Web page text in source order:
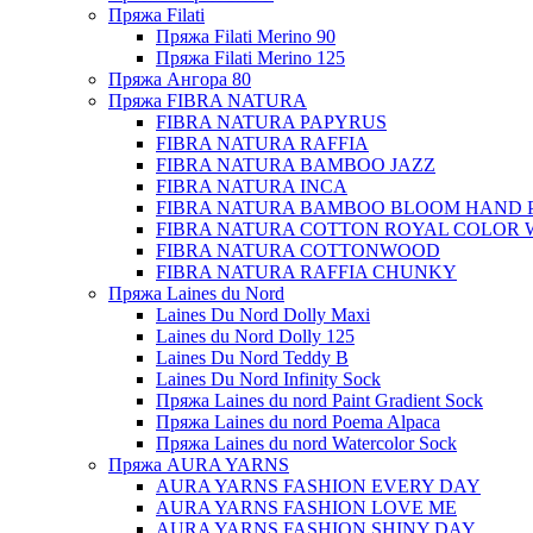
Пряжа Filati
Пряжа Filati Merino 90
Пряжа Filati Merino 125
Пряжа Ангора 80
Пряжа FIBRA NATURA
FIBRA NATURA PAPYRUS
FIBRA NATURA RAFFIA
FIBRA NATURA BAMBOO JAZZ
FIBRA NATURA INCA
FIBRA NATURA BAMBOO BLOOM HAND
FIBRA NATURA COTTON ROYAL COLOR
FIBRA NATURA COTTONWOOD
FIBRA NATURA RAFFIA CHUNKY
Пряжа Laines du Nord
Laines Du Nord Dolly Maxi
Laines du Nord Dolly 125
Laines Du Nord Teddy B
Laines Du Nord Infinity Sock
Пряжа Laines du nord Paint Gradient Sock
Пряжа Laines du nord Poema Alpaca
Пряжа Laines du nord Watercolor Sock
Пряжа AURA YARNS
AURA YARNS FASHION EVERY DAY
AURA YARNS FASHION LOVE ME
AURA YARNS FASHION SHINY DAY